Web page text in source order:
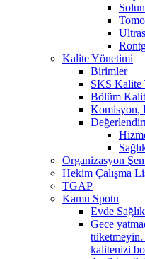
Kalite Yönetimi
Birimler
SKS Kalite
Bölüm
Komisyon,
Organizasyon
Hekim Çalışma
TGAP
Kamu Spotu
Evde
Gece
kalitenizi